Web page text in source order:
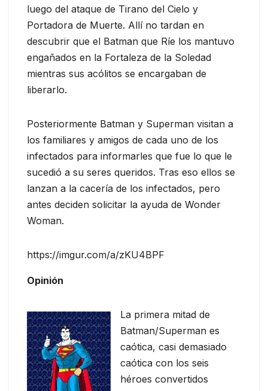
luego del ataque de Tirano del Cielo y
Portadora de Muerte. Allí no tardan en
descubrir que el Batman que Ríe los mantuvo
engañados en la Fortaleza de la Soledad
mientras sus acólitos se encargaban de
liberarlo.
Posteriormente Batman y Superman visitan a
los familiares y amigos de cada uno de los
infectados para informarles que fue lo que le
sucedió a su seres queridos. Tras eso ellos se
lanzan a la cacería de los infectados, pero
antes deciden solicitar la ayuda de Wonder
Woman.
https://imgur.com/a/zKU4BPF
Opinión
La primera mitad de
Batman/Superman es
caótica, casi demasiado
caótica con los seis
héroes convertidos